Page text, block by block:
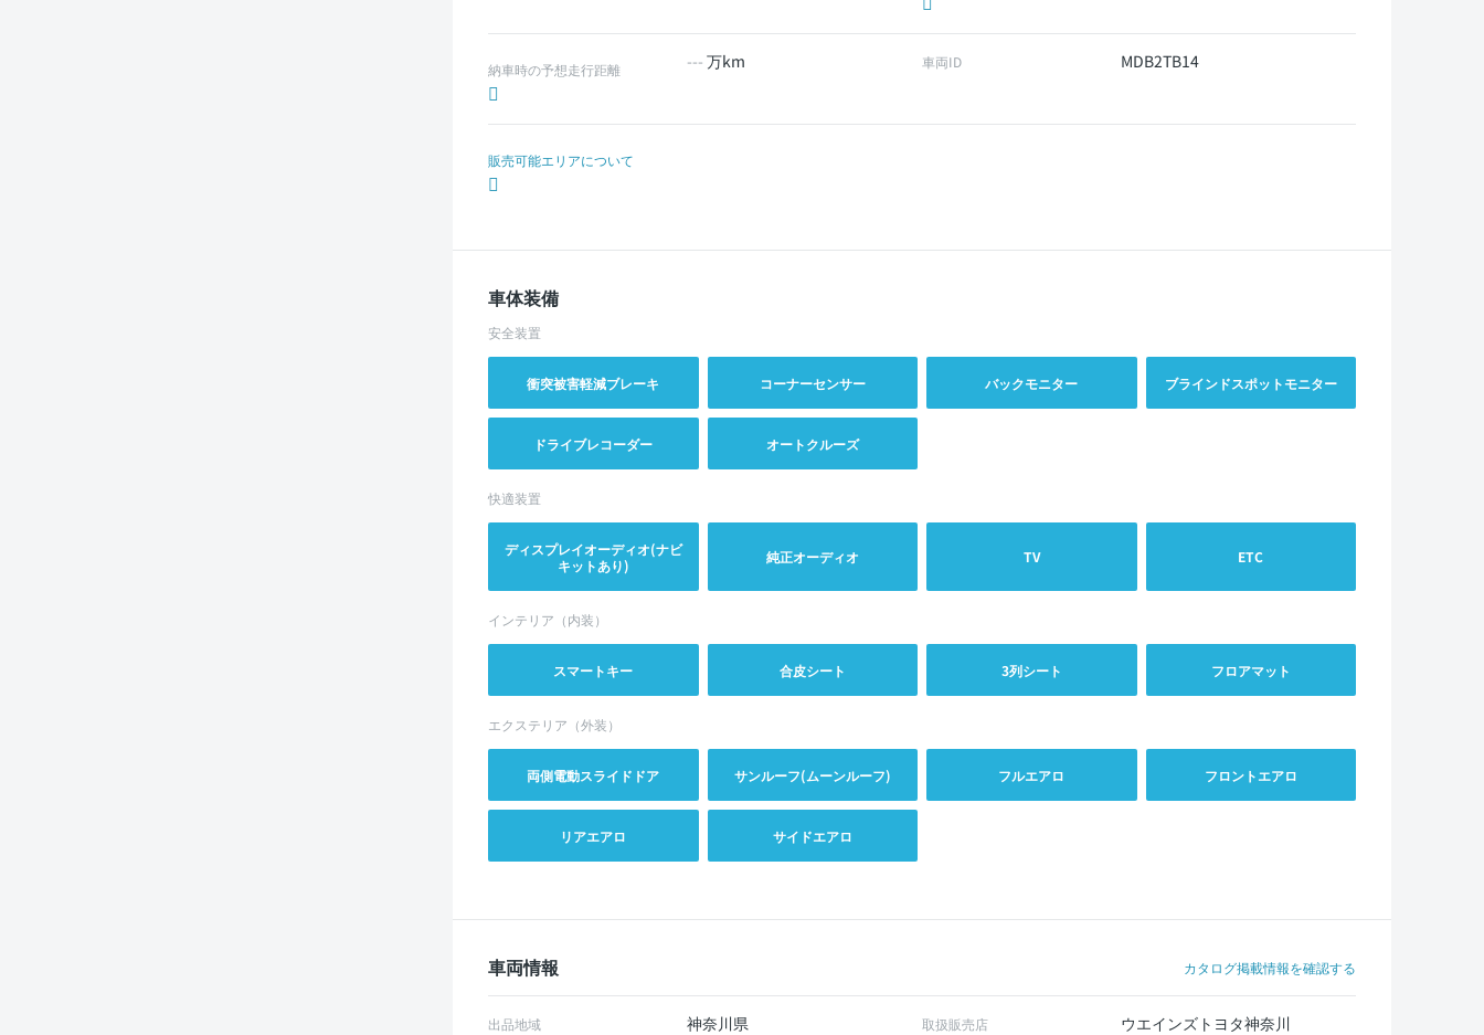
納車時の予想走行距離 --- 万km 車両ID MDB2TB14
販売可能エリアについて
車体装備
安全装置
衝突被害軽減ブレーキ コーナーセンサー バックモニター ブラインドスポットモニター
ドライブレコーダー オートクルーズ
快適装置
ディスプレイオーディオ(ナビ
キットあり)
純正オーディオ TV ETC
インテリア（内装）
スマートキー 合皮シート 3列シート フロアマット
エクステリア（外装）
両側電動スライドドア サンルーフ(ムーンルーフ) フルエアロ フロントエアロ
リアエアロ サイドエアロ
車両情報 カタログ掲載情報を確認する
出品地域 神奈川県 取扱販売店 ウエインズトヨタ神奈川